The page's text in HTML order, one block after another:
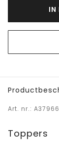
IN
Art. nr.:
Toppers